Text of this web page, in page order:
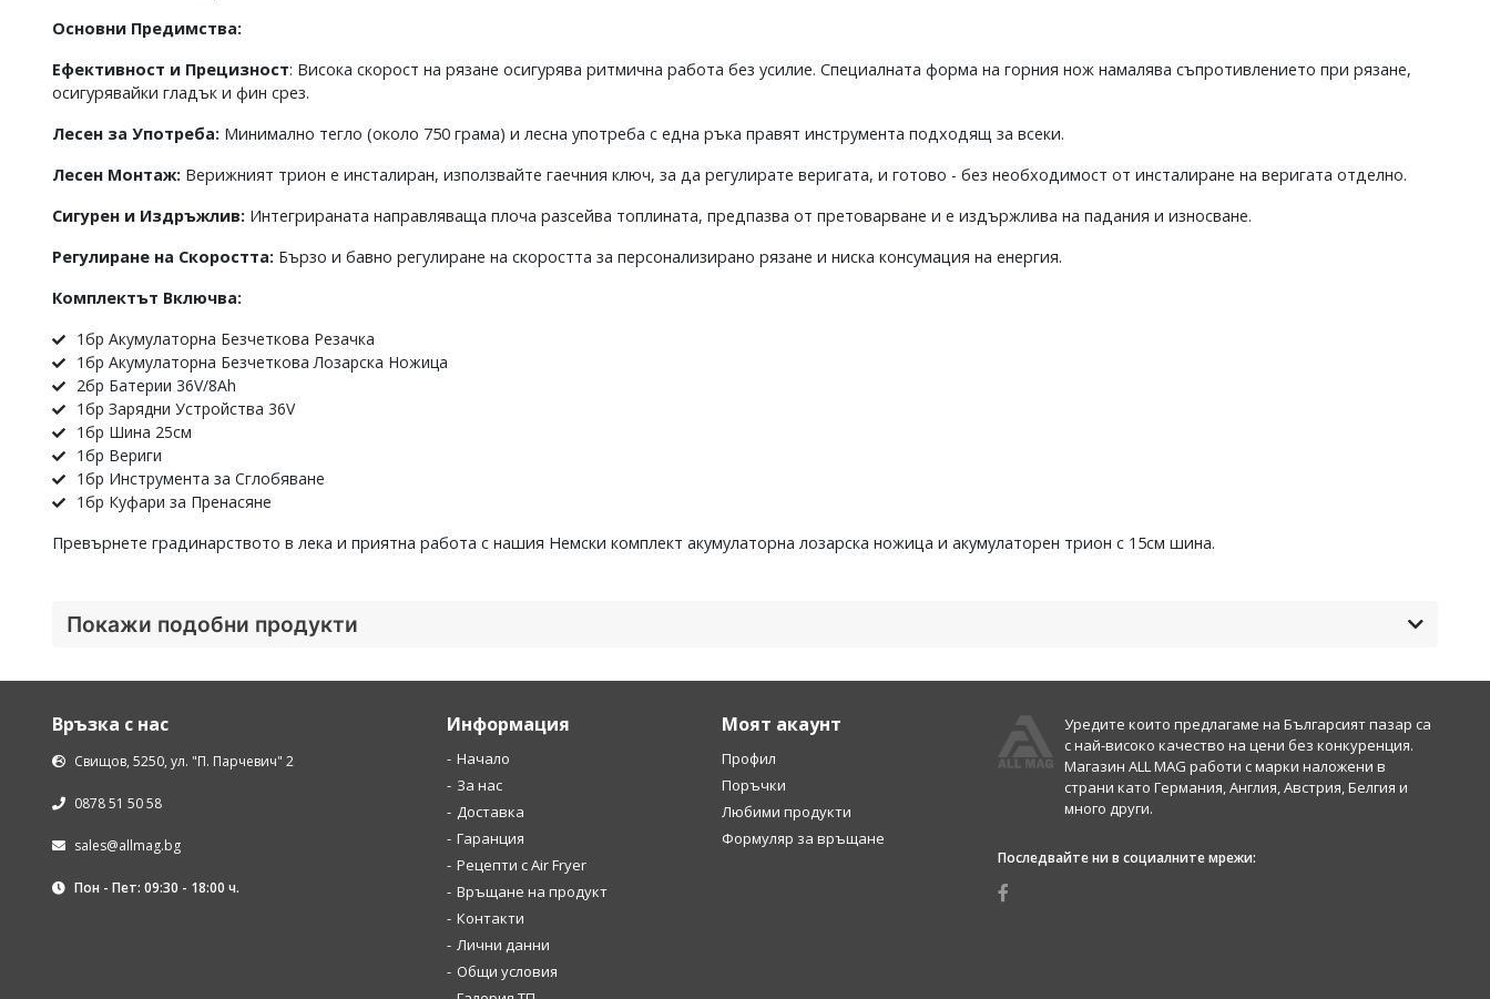
Основни Предимства:
Ефективност и Прецизност: Висока скорост на рязане осигурява ритмична работа без усилие. Специалната форма на горния нож намалява съпротивлението при рязане,
осигурявайки гладък и фин срез.
Лесен за Употреба: Минимално тегло (около 750 грама) и лесна употреба с една ръка правят инструмента подходящ за всеки.
Лесен Монтаж: Верижният трион е инсталиран, използвайте гаечния ключ, за да регулирате веригата, и готово - без необходимост от инсталиране на веригата отделно.
Сигурен и Издръжлив: Интегрираната направляваща плоча разсейва топлината, предпазва от претоварване и е издържлива на падания и износване.
Регулиране на Скоростта: Бързо и бавно регулиране на скоростта за персонализирано рязане и ниска консумация на енергия.
Комплектът Включва:
1бр Акумулаторна Безчеткова Резачка
1бр Акумулаторна Безчеткова Лозарска Ножица
2бр Батерии 36V/8Ah
1бр Зарядни Устройства 36V
1бр Шина 25см
1бр Вериги
1бр Инструмента за Сглобяване
1бр Куфари за Пренасяне
Превърнете градинарството в лека и приятна работа с нашия Немски комплект aкумулаторна лозарска ножица и aкумулаторен трион с 15см шина.
Покажи подобни продукти
Връзка с нас
Свищов, 5250, ул. "П. Парчевич" 2
0878 51 50 58
sales@allmag.bg
Пон - Пет: 09:30 - 18:00 ч.
Информация
Начало
За нас
Доставка
Гаранция
Рецепти с Air Fryer
Връщане на продукт
Контакти
Лични данни
Общи условия
Моят акаунт
Профил
Поръчки
Любими продукти
Формуляр за връщане
Уредите които предлагаме на Българсият пазар са
с най-високо качество на цени без конкуренция.
Магазин ALL MAG работи с марки наложени в
страни като Германия, Англия, Австрия, Белгия и
много други.
Последвайте ни в социалните мрежи: